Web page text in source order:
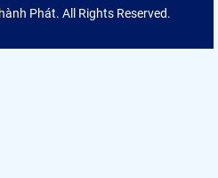
Phát. All Rights Reserved.